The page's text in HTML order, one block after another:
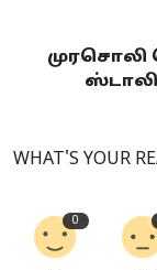
முரசொலி
WHAT'S YOUR
0